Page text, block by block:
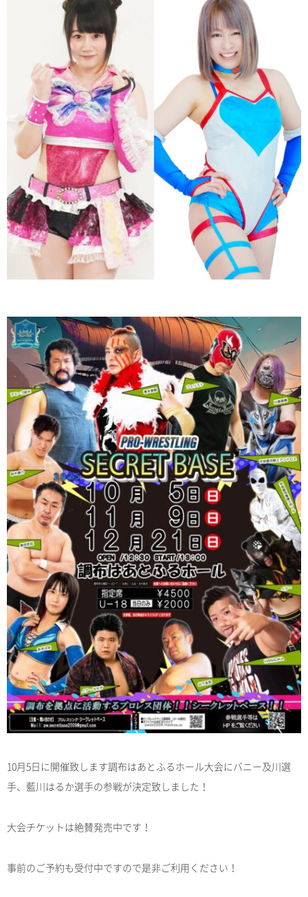
10月5日に開催致します調布はあとふるホール大会にバニー及川選
手、藍川はるか選手の参戦が決定致しました！
大会チケットは絶賛発売中です！
事前のご予約も受付中ですので是非ご利用ください！